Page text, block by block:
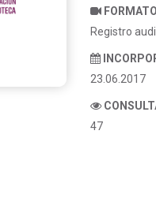
Registro
23.06.2017
47